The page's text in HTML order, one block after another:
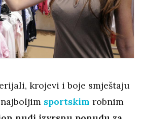
krojevi i boje smještaju
sportskim robnim